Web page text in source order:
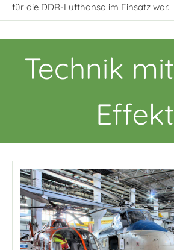
für die DDR-Lufthansa im Einsatz war.
Technik
Effekt